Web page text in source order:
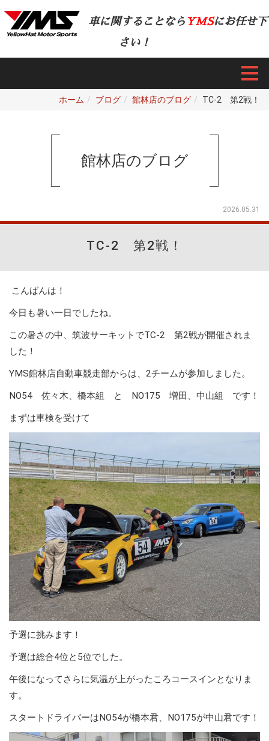
車に関することなら YMSにお任せ下
さい！
ホーム ブログ 館林店のブログ TC-2 第2戦！
館林店のブログ
2026.05.31
TC-2 第2戦！
こんばんは！
今日も暑い一日でしたね。
この暑さの中、筑波サーキットでTC-2 第2戦が開催されま
した！
YMS館林店自動車競走部からは、2チームが参加しました。
NO54 佐々木、橋本組 と NO175 増田、中山組 です！
まずは車検を受けて
予選に挑みます！
予選は総合4位と5位でした。
午後になってさらに気温が上がったころコースインとなりま
す。
スタートドライバーはNO54が橋本君、NO175が中山君です！